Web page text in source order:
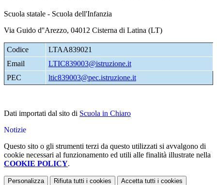
Scuola statale - Scuola dell'Infanzia
Via Guido d''Arezzo, 04012 Cisterna di Latina (LT)
Codice
LTAA839021
Email
LTIC839003@istruzione.it
PEC
ltic839003@pec.istruzione.it
Dati importati dal sito di Scuola in Chiaro
Notizie
Questo sito o gli strumenti terzi da questo utilizzati si avvalgono di
cookie necessari al funzionamento ed utili alle finalità illustrate nella
COOKIE POLICY.
Personalizza Rifiuta tutti i cookies Accetta tutti i cookies